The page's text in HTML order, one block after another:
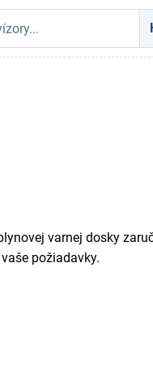
varnej dosky
požiadavky.